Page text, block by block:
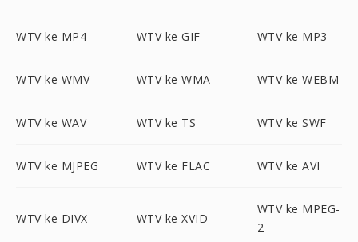
WTV ke MP4 WTV ke GIF WTV ke MP3
WTV ke WMV WTV ke WMA WTV ke WEBM
WTV ke WAV WTV ke TS WTV ke SWF
WTV ke MJPEG WTV ke FLAC WTV ke AVI
WTV ke DIVX WTV ke XVID
WTV ke MPEG-
2